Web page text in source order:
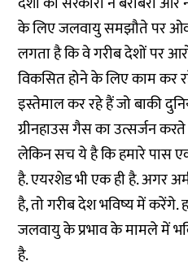
के लिए जलवायु समझौते पर
लगता है कि वे गरीब देशों पर
विकसित होने के लिए काम कर
इस्तेमाल कर रहे हैं जो बाकी
ग्रीनहाउस गैस का उत्सर्जन
लेकिन सच ये है कि हमारे पास
है. एयरशेड भी एक ही है. अगर
है, तो गरीब देश भविष्य में करेंगे.
जलवायु के प्रभाव के मामले में
है.